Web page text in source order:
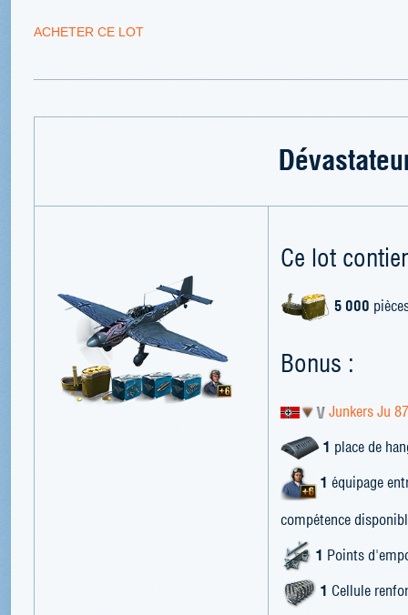
ACHETER CE LOT
Ce lot
5 000
Bonus :
Junkers Ju
1 place de
1 équipage
compétence
1 Points
1 Cellule